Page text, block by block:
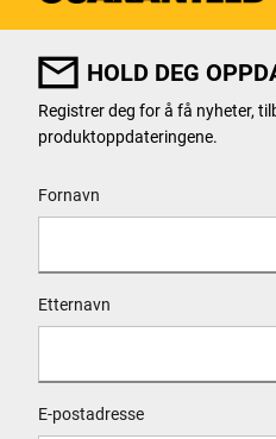
HOLD DEG
Registrer deg for å få nyheter,
produktoppdateringene.
Fornavn
Etternavn
E-postadresse